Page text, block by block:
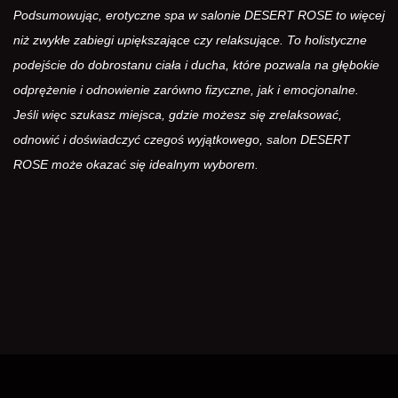
Podsumowując, erotyczne spa w salonie DESERT ROSE to więcej
niż zwykłe zabiegi upiększające czy relaksujące. To holistyczne
podejście do dobrostanu ciała i ducha, które pozwala na głębokie
odprężenie i odnowienie zarówno fizyczne, jak i emocjonalne.
Jeśli więc szukasz miejsca, gdzie możesz się zrelaksować,
odnowić i doświadczyć czegoś wyjątkowego, salon DESERT
ROSE może okazać się idealnym wyborem.